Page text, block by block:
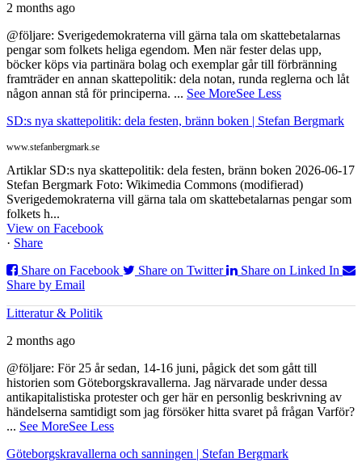
2 months ago
@följare: Sverigedemokraterna vill gärna tala om skattebetalarnas
pengar som folkets heliga egendom. Men när fester delas upp,
böcker köps via partinära bolag och exemplar går till förbränning
framträder en annan skattepolitik: dela notan, runda reglerna och låt
någon annan stå för principerna. ... See MoreSee Less
SD:s nya skattepolitik: dela festen, bränn boken | Stefan Bergmark
www.stefanbergmark.se
Artiklar SD:s nya skattepolitik: dela festen, bränn boken 2026-06-17
Stefan Bergmark Foto: Wikimedia Commons (modifierad)
Sverigedemokraterna vill gärna tala om skattebetalarnas pengar som
folkets h...
View on Facebook
· Share
Share on Facebook
Share on Twitter
Share on Linked In
Share by Email
Litteratur & Politik
2 months ago
@följare: För 25 år sedan, 14-16 juni, pågick det som gått till
historien som Göteborgskravallerna. Jag närvarade under dessa
antikapitalistiska protester och ger här en personlig beskrivning av
händelserna samtidigt som jag försöker hitta svaret på frågan Varför?
... See MoreSee Less
Göteborgskravallerna och sanningen | Stefan Bergmark